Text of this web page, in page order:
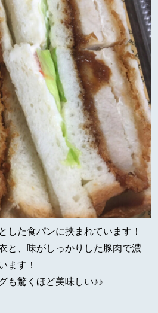
した食パンに挟まれています！
と、味がしっかりした豚肉で濃
ます！
も驚くほど美味しい♪♪